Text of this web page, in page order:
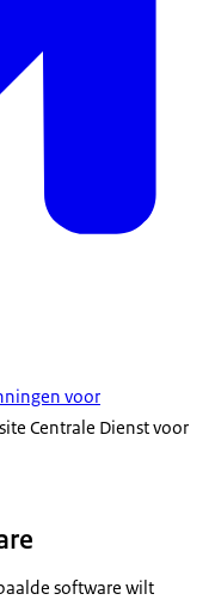
voor
Centrale Dienst voor
software wilt